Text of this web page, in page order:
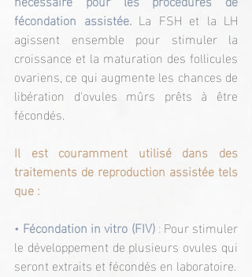
fécondation assistée. La FSH et la LH
agissent ensemble pour stimuler la
croissance et la maturation des follicules
ovariens, ce qui augmente les chances de
libération d'ovules mûrs prêts à être
fécondés.
Il est couramment utilisé dans des
traitements de reproduction assistée tels
que :
• Fécondation in vitro (FIV) : Pour stimuler
le développement de plusieurs ovules qui
seront extraits et fécondés en laboratoire.